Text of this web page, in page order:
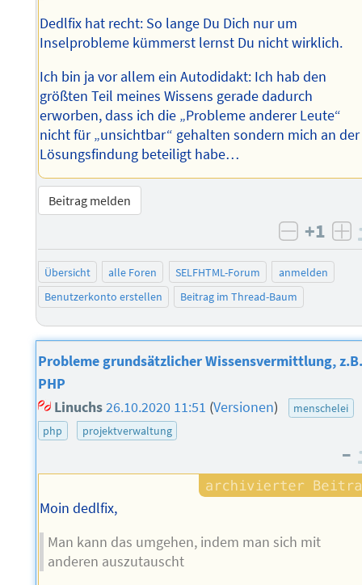
Dedlfix hat recht: So lange Du Dich nur um
Inselprobleme kümmerst lernst Du nicht wirklich.
Ich bin ja vor allem ein Autodidakt: Ich hab den
größten Teil meines Wissens gerade dadurch
erworben, dass ich die „Probleme anderer Leute“
nicht für „unsichtbar“ gehalten sondern mich an der
Lösungsfindung beteiligt habe…
Beitrag melden
negativ
+1
Übersicht alle Foren SELFHTML-Forum
anmelden
Benutzerkonto erstellen
Beitrag im Thread-Baum
Probleme grundsätzlicher Wissensvermittlung, z.B.
PHP
Linuchs26.10.2020 11:51 (Versionen)
menschelei
php
projektverwaltung
–
Moin dedlfix,
Man kann das umgehen, indem man sich mit
anderen auszutauscht